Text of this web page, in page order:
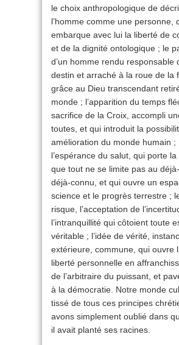
le choix anthropologique de
l’homme comme une personne,
embarque avec lui la liberté de
et de la dignité ontologique ; le
d’un homme rendu responsable
destin et arraché à la roue de la
grâce au Dieu transcendant
monde ; l’apparition du temps
sacrifice de la Croix, accompli
toutes, et qui introduit la
amélioration du monde humain ;
l’espérance du salut, qui porte
que tout ne se limite pas au
déjà-connu, et qui ouvre un
science et le progrès terrestre ;
risque, l’acceptation de
l’intranquillité qui côtoient toute
véritable ; l’idée de vérité,
extérieure, commune, qui ouvre
liberté personnelle en
de l’arbitraire du puissant, et
à la démocratie. Notre monde
tissé de tous ces principes
avons simplement oublié dans
il avait planté ses racines.